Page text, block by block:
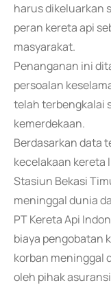
harus dikeluarkan
peran kereta api
masyarakat.
Penanganan ini
persoalan
telah terbengkalai
kemerdekaan.
Berdasarkan data
kecelakaan kereta
Stasiun Bekasi
meninggal dunia
PT Kereta Api
biaya pengobatan
korban meninggal
oleh pihak